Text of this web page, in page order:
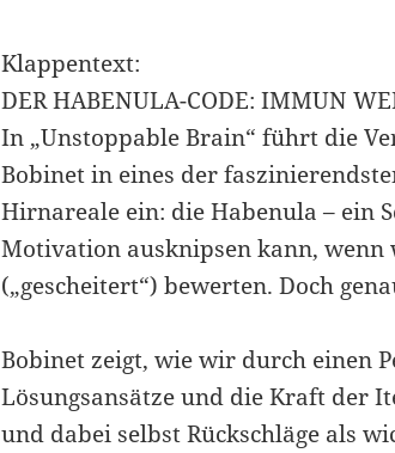
Klappentext:
DER HABENULA-CODE: IMMUN
In „Unstoppable Brain“ führt die
Bobinet in eines der
Hirnareale ein: die Habenula – ein
Motivation ausknipsen kann, wenn
(„gescheitert“) bewerten. Doch
Bobinet zeigt, wie wir durch einen
Lösungsansätze und die Kraft der
und dabei selbst Rückschläge als